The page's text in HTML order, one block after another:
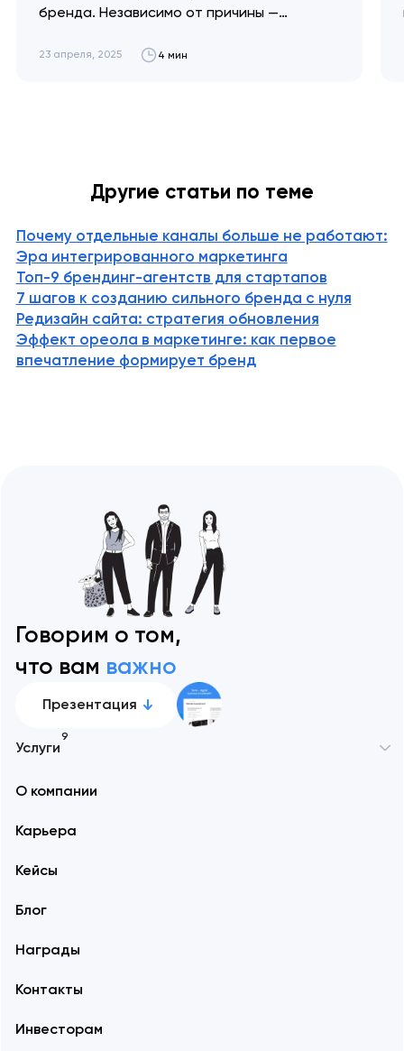
бренда. Независимо от причины —
экономический кризис — мы объясним,
помогает рассказать ее по-новому.
Ключевые идеи👌 Ребрендинг — это…
23 апреля, 2025 4 мин
Другие статьи по теме
Почему отдельные каналы больше не работают:
Эра интегрированного маркетинга
Топ-9 брендинг-агентств для стартапов
7 шагов к созданию сильного бренда с нуля
Редизайн сайта: стратегия обновления
Эффект ореола в маркетинге: как первое
впечатление формирует бренд
Говорим о том,
что вам важно
Презентация
Услуги
9
О компании
Карьера
Кейсы
Блог
Награды
Контакты
Инвесторам